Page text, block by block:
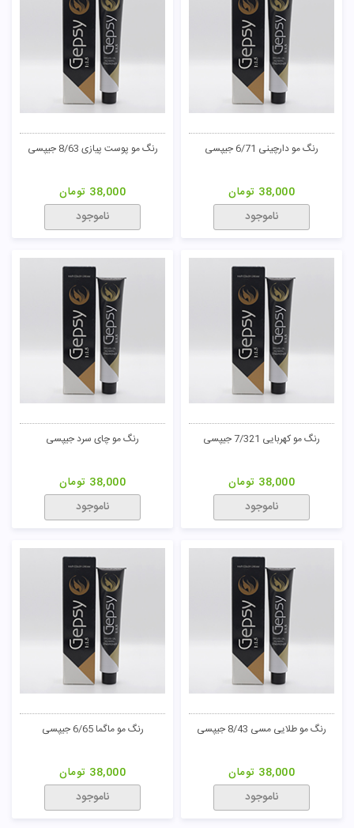
رنگ مو دارچینی 6/71 جیپسی
38,000 تومان
ناموجود
رنگ مو پوست پیازی 8/63 جیپسی
38,000 تومان
ناموجود
رنگ مو کهربایی 7/321 جیپسی
38,000 تومان
ناموجود
رنگ مو چای سرد جیپسی
38,000 تومان
ناموجود
رنگ مو طلایی مسی 8/43 جیپسی
38,000 تومان
ناموجود
رنگ مو ماگما 6/65 جیپسی
38,000 تومان
ناموجود